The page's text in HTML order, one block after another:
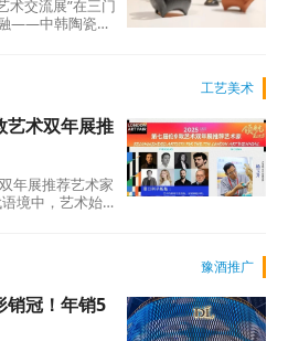
交流展”在三门
——中韩陶瓷艺
工艺美术
艺术双年展推
年展推荐艺术家
境中，艺术始
豫酒推广
销冠！年销5